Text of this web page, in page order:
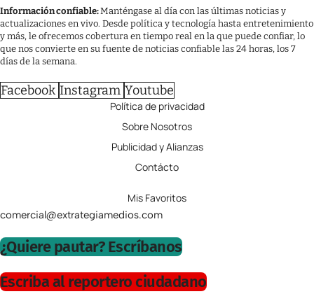
Información confiable:Manténgase al día con las últimas noticias y
actualizaciones en vivo. Desde política y tecnología hasta entretenimiento
y más, le ofrecemos cobertura en tiempo real en la que puede confiar, lo
que nos convierte en su fuente de noticias confiable las 24 horas, los 7
días de la semana.
Facebook Instagram Youtube
Política de privacidad
Sobre Nosotros
Publicidad y Alianzas
Contácto
Mis Favoritos
comercial@extrategiamedios.com
¿Quiere pautar? Escríbanos
Escriba al reportero ciudadano